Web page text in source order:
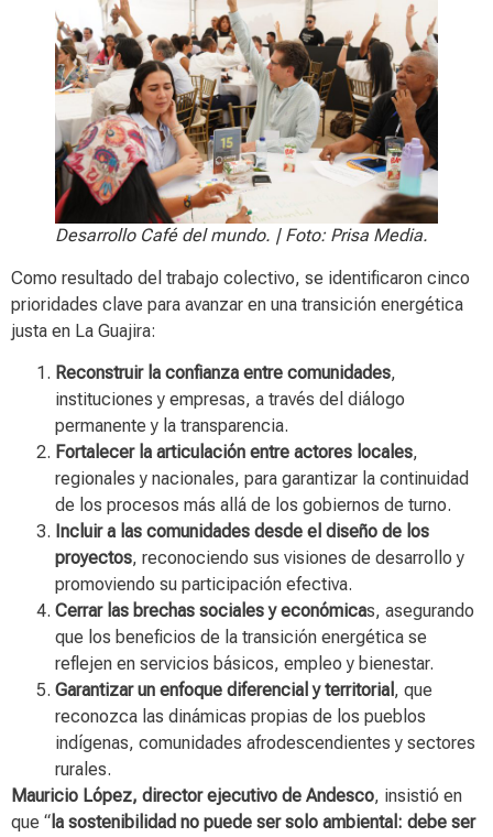
Desarrollo Café del mundo. | Foto: Prisa Media.
Como resultado del trabajo colectivo, se identificaron cinco
prioridades clave para avanzar en una transición energética
justa en La Guajira:
Reconstruir la confianza entre comunidades,
instituciones y empresas, a través del diálogo
permanente y la transparencia.
Fortalecer la articulación entre actores locales,
regionales y nacionales, para garantizar la continuidad
de los procesos más allá de los gobiernos de turno.
Incluir a las comunidades desde el diseño de los
proyectos, reconociendo sus visiones de desarrollo y
promoviendo su participación efectiva.
Cerrar las brechas sociales y económicas, asegurando
que los beneficios de la transición energética se
reflejen en servicios básicos, empleo y bienestar.
Garantizar un enfoque diferencial y territorial , que
reconozca las dinámicas propias de los pueblos
indígenas, comunidades afrodescendientes y sectores
rurales.
Mauricio López, director ejecutivo de Andesco, insistió en
que “ la sostenibilidad no puede ser solo ambiental: debe ser